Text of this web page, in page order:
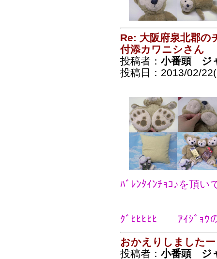
Re: 大阪府泉北郡の
付添カワニシさん
投稿者： 小番頭 ジ
投稿日：2013/02/
ﾊﾞﾚﾝﾀｲﾝﾁｮｺ♪を頂い
ｸﾞﾋﾋﾋﾋﾋ ｱｲｼﾞｮｳ
おかえりしましたー
投稿者： 小番頭 ジ